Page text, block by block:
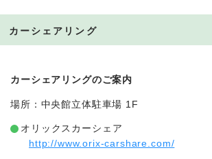
カーシェアリング
カーシェアリングのご案内
場所：中央館立体駐車場 1F
オリックスカーシェア
http://www.orix-carshare.com/